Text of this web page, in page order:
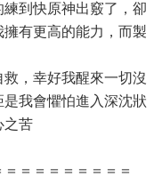
到快原神出竅了，卻
有更高的能力，而製
，幸好我醒來一切沒
我會懼怕進入深沈狀
之苦
＝＝＝＝＝＝＝＝